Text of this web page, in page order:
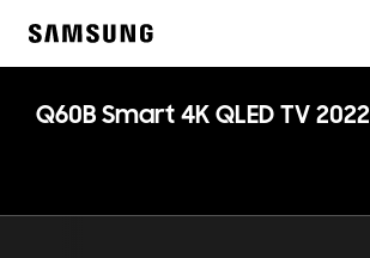
Q60B Smart 4K QLED TV 2022